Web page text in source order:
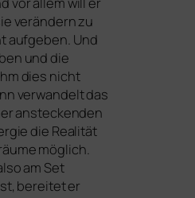
ver­än­dern zu
auf­ge­ben. Und
und die
dies nicht
ver­wan­delt das
anste­cken­den
die Realität
mög­lich.
am Set
berei­tet er